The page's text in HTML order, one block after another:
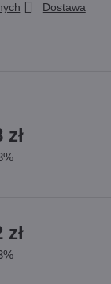
Dostawa
zł
zł